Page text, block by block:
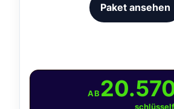
Paket ansehen
AB